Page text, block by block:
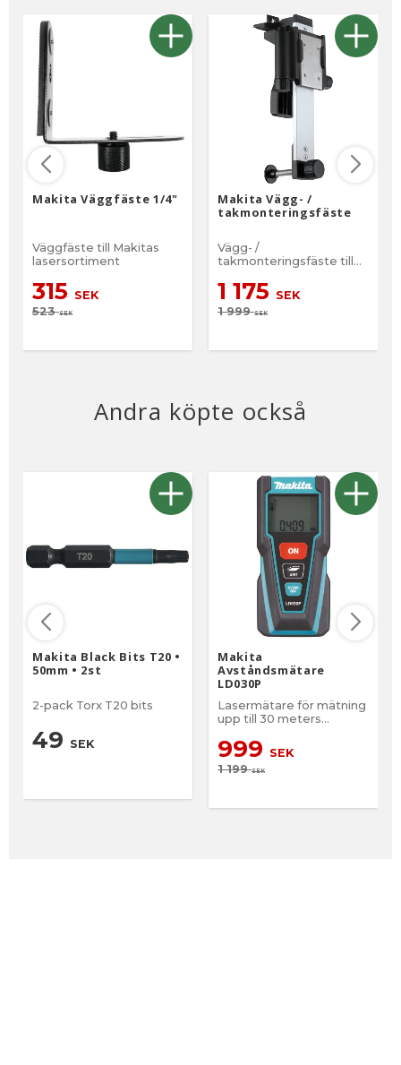
Makita Väggfäste 1/4"
Väggfäste till Makitas
lasersortiment
315 SEK
523SEK
Makita Vägg- /
takmonteringsfäste
Vägg- /
takmonteringsfäste till
1 175 SEK
1 999SEK
Andra köpte också
Makita Black Bits T20 •
50mm • 2st
2-pack Torx T20 bits
49 SEK
Makita
Avståndsmätare
LD030P
Lasermätare för mätning
upp till 30 meters
999 SEK
1 199SEK